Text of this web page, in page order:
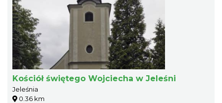
Kościół świętego Wojciecha w Jeleśni
Jeleśnia
0.36 km